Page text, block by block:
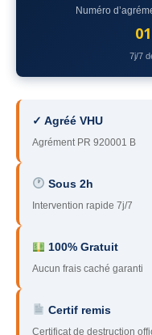
– Yvelines
– Hauts-de-
93– Seine-Saint-
94 – Val-de-Marne
95– Val d’Oise
91 – Essonne
– Yonne
60 – Oise
45 – Loiret
Numéro
7j/7
✓ Agréé VHU
Agrément PR 920001 B
Sous 2h
Intervention rapide 7j/7
100% Gratuit
Aucun frais caché garanti
Certif remis
Certificat de destruction